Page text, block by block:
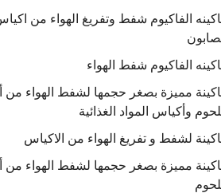
الفاكيوم شفط وتفريغ الهواء من
الفاكيوم شفط الهواء
مميزة بصغر حجمها لشفط الهواء من
وأكياس المواد الغذائية
لشفط و تفريغ الهواء من الاكياس
مميزة بصغر حجمها لشفط الهواء من